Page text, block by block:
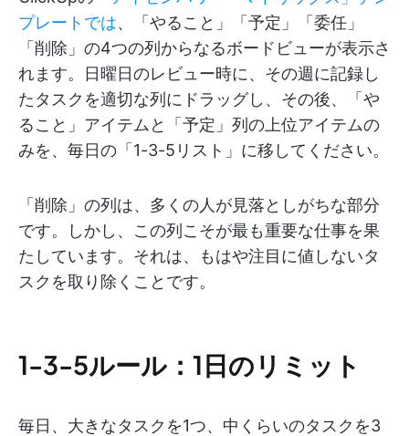
プレートでは、「やること」「予定」「委任」
「削除」の4つの列からなるボードビューが表示さ
れます。日曜日のレビュー時に、その週に記録し
たタスクを適切な列にドラッグし、その後、「や
ること」アイテムと「予定」列の上位アイテムの
みを、毎日の「1-3-5リスト」に移してください。
「削除」の列は、多くの人が見落としがちな部分
です。しかし、この列こそが最も重要な仕事を果
たしています。それは、もはや注目に値しないタ
スクを取り除くことです。
1-3-5ルール：1日のリミット
毎日、大きなタスクを1つ、中くらいのタスクを3